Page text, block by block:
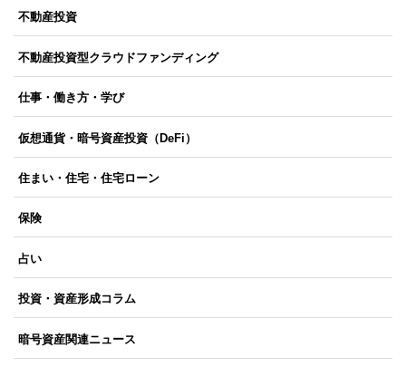
不動産投資
不動産投資型クラウドファンディング
仕事・働き方・学び
仮想通貨・暗号資産投資（DeFi）
住まい・住宅・住宅ローン
保険
占い
投資・資産形成コラム
暗号資産関連ニュース